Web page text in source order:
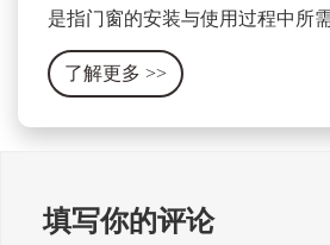
是指门窗的安装与使用过程中所
及相关设备的集合体。它包含了
合页、滑轨、拉手、密封条等各
了解更多 >>
填写你的评论